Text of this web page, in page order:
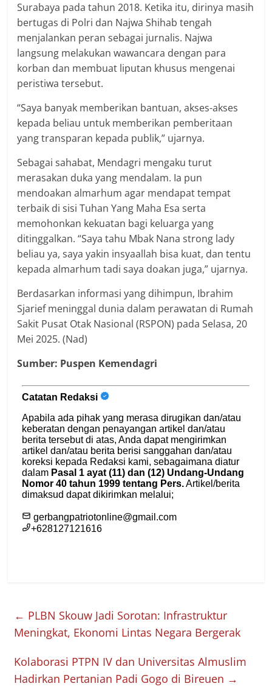
Surabaya pada tahun 2018. Ketika itu, dirinya masih
bertugas di Polri dan Najwa Shihab tengah
menjalankan peran sebagai jurnalis. Najwa
langsung melakukan wawancara dengan para
korban dan membuat liputan khusus mengenai
peristiwa tersebut.
“Saya banyak memberikan bantuan, akses-akses
kepada beliau untuk memberikan pemberitaan
yang transparan kepada publik,” ujarnya.
Sebagai sahabat, Mendagri mengaku turut
merasakan duka yang mendalam. Ia pun
mendoakan almarhum agar mendapat tempat
terbaik di sisi Tuhan Yang Maha Esa serta
memohonkan kekuatan bagi keluarga yang
ditinggalkan. “Saya tahu Mbak Nana strong lady
beliau ya, saya yakin insyaallah bisa kuat, dan tentu
kepada almarhum tadi saya doakan juga,” ujarnya.
Berdasarkan informasi yang dihimpun, Ibrahim
Sjarief meninggal dunia dalam perawatan di Rumah
Sakit Pusat Otak Nasional (RSPON) pada Selasa, 20
Mei 2025. (Nad)
Sumber: Puspen Kemendagri
← PLBN Skouw Jadi Sorotan: Infrastruktur
Meningkat, Ekonomi Lintas Negara Bergerak
Kolaborasi PTPN IV dan Universitas Almuslim
Hadirkan Pertanian Padi Gogo di Bireuen →